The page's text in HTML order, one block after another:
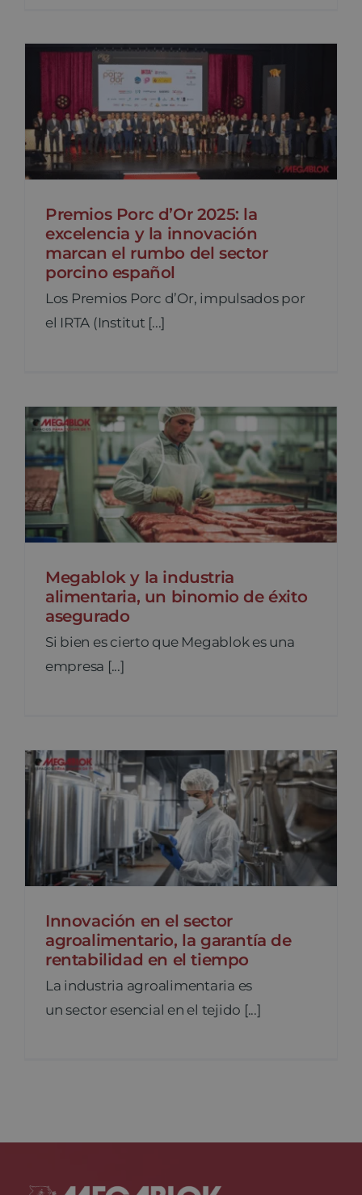
Premios Porc d’Or 2025: la
excelencia y la innovación
marcan el rumbo del sector
porcino español
Los Premios Porc d’Or, impulsados por
el IRTA (Institut [...]
Megablok y la industria
alimentaria, un binomio de éxito
asegurado
Si bien es cierto que Megablok es una
empresa [...]
Innovación en el sector
agroalimentario, la garantía de
rentabilidad en el tiempo
La industria agroalimentaria es
un sector esencial en el tejido [...]